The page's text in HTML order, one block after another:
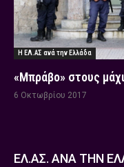
Η ΕΛ.ΑΣ ανά την Ελλάδα
«Μπράβο» στους
6 Οκτωβρίου 2017
ΕΛ.ΑΣ. ΑΝΑ ΤΗΝ